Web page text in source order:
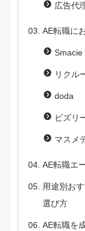
広告代
AE転職に
Smacie
リクル
doda
ビズリ
マスメ
AE転職エ
用途別お
選び方
AE転職を